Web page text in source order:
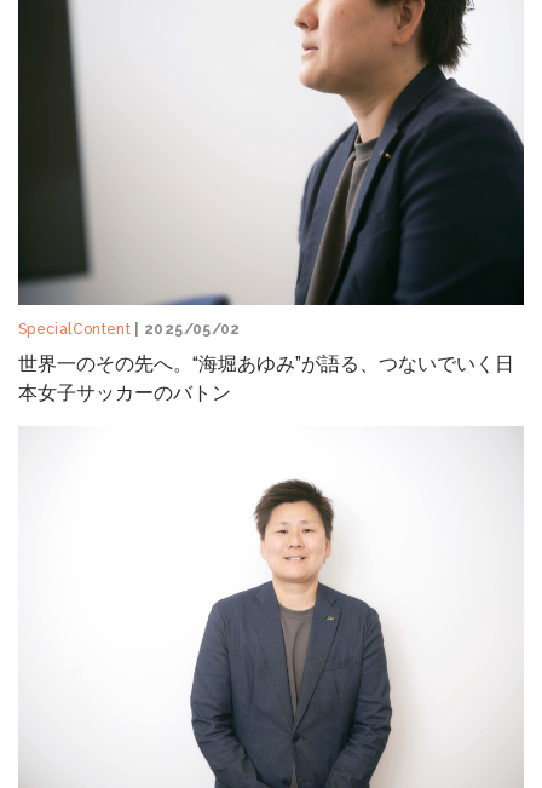
SpecialContent | 2025/05/02
世界一のその先へ。“海堀あゆみ”が語る、つないでいく日
本女子サッカーのバトン